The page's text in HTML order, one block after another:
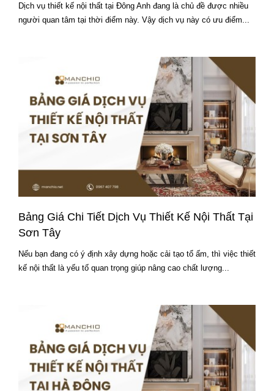
Dịch vụ thiết kế nội thất tại Đông Anh đang là chủ đề được nhiều
người quan tâm tại thời điểm này. Vậy dịch vụ này có ưu điểm...
Bảng Giá Chi Tiết Dịch Vụ Thiết Kế Nội Thất Tại
Sơn Tây
Nếu bạn đang có ý định xây dựng hoặc cải tạo tổ ấm, thì việc thiết
kế nội thất là yếu tố quan trọng giúp nâng cao chất lượng...